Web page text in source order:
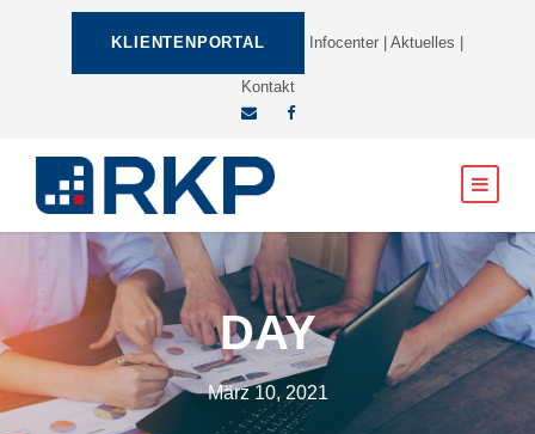
KLIENTENPORTAL Infocenter| Aktuelles
Kontakt
DAY
März 10, 2021